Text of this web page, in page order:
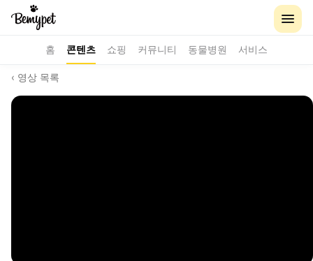
홈 콘텐츠 쇼핑 커뮤니티 동물병원 서비스
‹ 영상 목록